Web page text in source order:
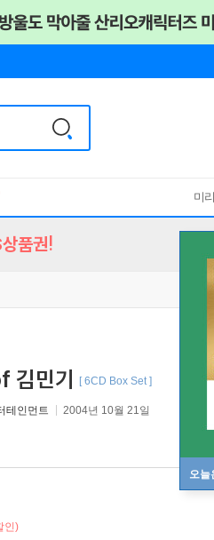
미
오늘
품권!
김민기 [ 6CD Box Set ]
테인먼트 2004년 10월 21일
인)